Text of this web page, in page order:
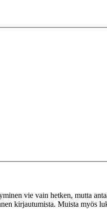
vie vain hetken, mutta
kirjautumista. Muista myös